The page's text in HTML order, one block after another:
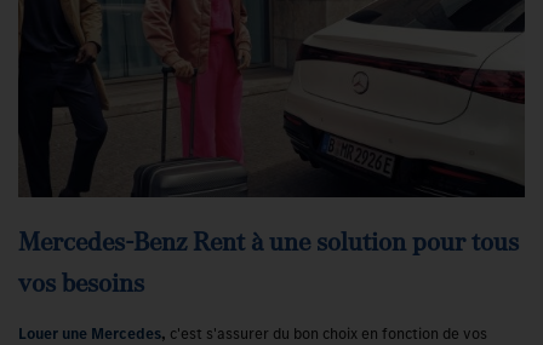
Mercedes-Benz Rent à une solution pour tous
vos besoins
Louer une Mercedes, c'est s'assurer du bon choix en fonction de vos